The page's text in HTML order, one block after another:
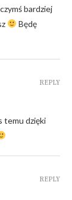
bardziej
Będę
temu dzięki
REPLY
REPLY